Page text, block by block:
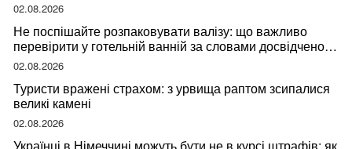
02.08.2026
Не поспішайте розпаковувати валізу: що важливо
перевірити у готельній ванній за словами досвідченої
мандрівниці
02.08.2026
Туристи вражені страхом: з урвища раптом зсипалися
великі камені
02.08.2026